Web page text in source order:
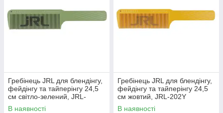
Гребінець JRL для блендінгу,
фейдінгу та тайперінгу 24,5
см світло-зелений, JRL-
202LG
В наявності
Гребінець JRL для блендінгу,
фейдінгу та тайперінгу 24,5
см жовтий, JRL-202Y
В наявності